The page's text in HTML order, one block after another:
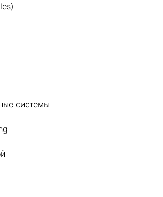
системы